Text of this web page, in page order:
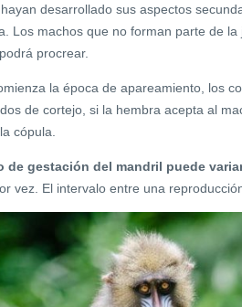
desarrollado sus aspectos
Los machos que no forman parte de
procrear.
la época de apareamiento, los
de cortejo, si la hembra acepta al
cópula.
de gestación del mandril puede
vez. El intervalo entre una